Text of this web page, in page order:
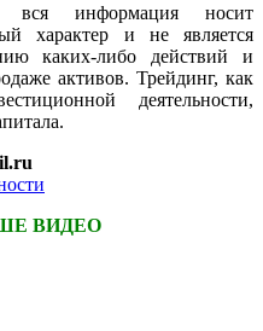
вся информация носит
характер и не является
каких-либо действий и
активов. Трейдинг, как
деятельности,
ВИДЕО